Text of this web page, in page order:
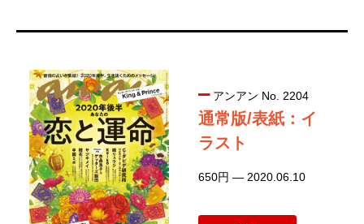
アンアン No. 2204
通常版/表紙：イ
ラスト
650円 — 2020.06.10